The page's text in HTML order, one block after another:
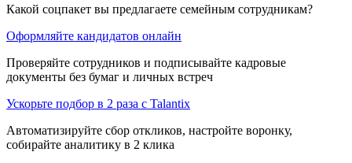
Какой соцпакет вы предлагаете семейным сотрудникам?
Оформляйте кандидатов онлайн
Проверяйте сотрудников и подписывайте кадровые
документы без бумаг и личных встреч
Ускорьте подбор в 2 раза с Talantix
Автоматизируйте сбор откликов, настройте воронку,
собирайте аналитику в 2 клика